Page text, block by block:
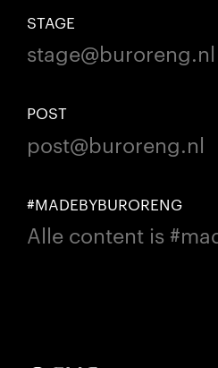
STAGE
stage@buroreng.nl
POST
post@buroreng.nl
#MADEBYBURORENG
Alle content is